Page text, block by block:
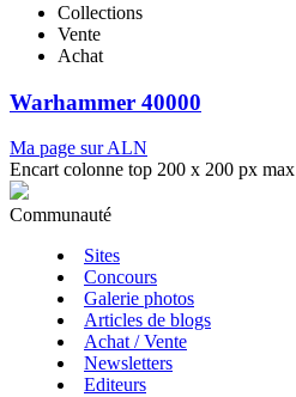
Collections
Vente
Achat
Warhammer 40000
Ma page sur ALN
Encart colonne top 200 x 200 px max
Communauté
Sites
Concours
Galerie photos
Articles de blogs
Achat / Vente
Newsletters
Editeurs